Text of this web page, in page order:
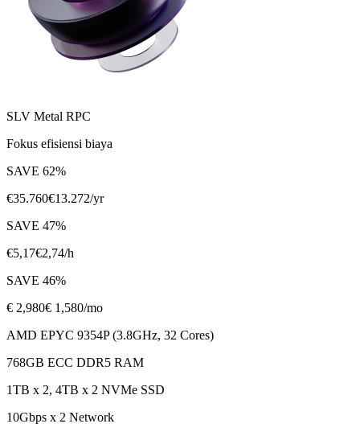
SLV Metal RPC
Fokus efisiensi biaya
SAVE 62%
€35.760€13.272/yr
SAVE 47%
€5,17€2,74/h
SAVE 46%
€ 2,980€ 1,580/mo
AMD EPYC 9354P (3.8GHz, 32 Cores)
768GB ECC DDR5 RAM
1TB x 2, 4TB x 2 NVMe SSD
10Gbps x 2 Network